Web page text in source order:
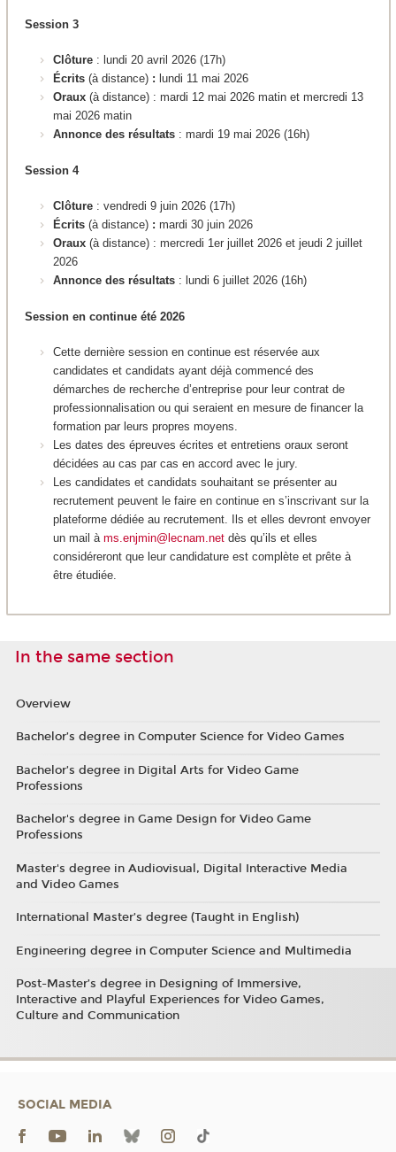
Session 3
Clôture : lundi 20 avril 2026 (17h)
Écrits (à distance) : lundi 11 mai 2026
Oraux (à distance) : mardi 12 mai 2026 matin et mercredi 13
mai 2026 matin
Annonce des résultats : mardi 19 mai 2026 (16h)
Session 4
Clôture : vendredi 9 juin 2026 (17h)
Écrits (à distance) : mardi 30 juin 2026
Oraux (à distance) : mercredi 1er juillet 2026 et jeudi 2 juillet
2026
Annonce des résultats : lundi 6 juillet 2026 (16h)
Session en continue été 2026
Cette dernière session en continue est réservée aux
candidates et candidats ayant déjà commencé des
démarches de recherche d’entreprise pour leur contrat de
professionnalisation ou qui seraient en mesure de financer la
formation par leurs propres moyens.
Les dates des épreuves écrites et entretiens oraux seront
décidées au cas par cas en accord avec le jury.
Les candidates et candidats souhaitant se présenter au
recrutement peuvent le faire en continue en s’inscrivant sur la
plateforme dédiée au recrutement. Ils et elles devront envoyer
un mail à ms.enjmin@lecnam.net dès qu’ils et elles
considéreront que leur candidature est complète et prête à
être étudiée.
In the same section
Overview
Bachelor’s degree in Computer Science for Video Games
Bachelor’s degree in Digital Arts for Video Game
Professions
Bachelor's degree in Game Design for Video Game
Professions
Master's degree in Audiovisual, Digital Interactive Media
and Video Games
International Master’s degree (Taught in English)
Engineering degree in Computer Science and Multimedia
Post-Master’s degree in Designing of Immersive,
Interactive and Playful Experiences for Video Games,
Culture and Communication
SOCIAL MEDIA